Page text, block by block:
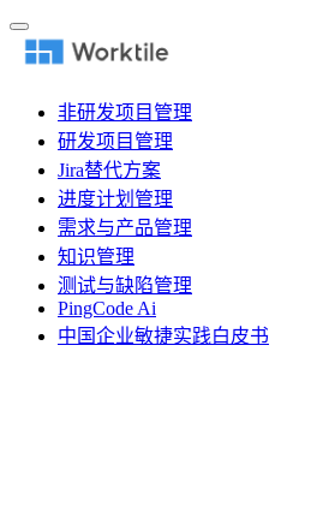
非研发项目管理
研发项目管理
Jira替代方案
进度计划管理
需求与产品管理
知识管理
测试与缺陷管理
PingCode Ai
中国企业敏捷实践白皮书